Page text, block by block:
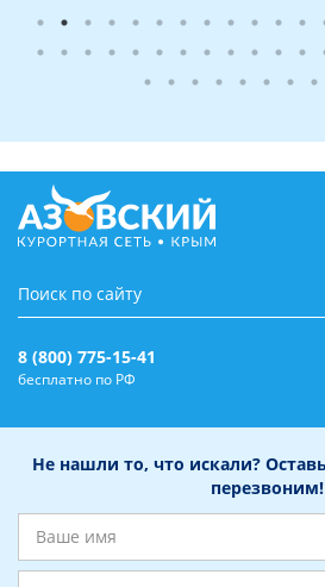
8 (800) 775-15-41
Не нашли то, что искали?
перезвоним!